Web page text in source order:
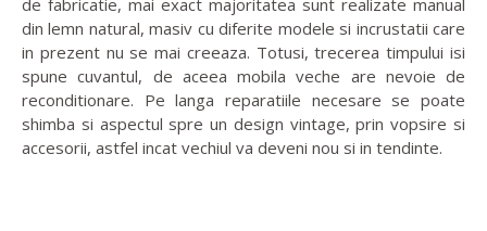
de fabricatie, mai exact majoritatea sunt realizate manual
din lemn natural, masiv cu diferite modele si incrustatii care
in prezent nu se mai creeaza. Totusi, trecerea timpului isi
spune cuvantul, de aceea mobila veche are nevoie de
reconditionare. Pe langa reparatiile necesare se poate
shimba si aspectul spre un design vintage, prin vopsire si
accesorii, astfel incat vechiul va deveni nou si in tendinte.